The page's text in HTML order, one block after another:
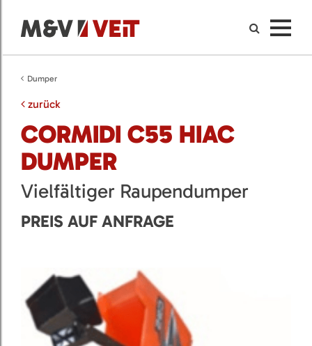
Dumper
zurück
CORMIDI C55 HIAC
DUMPER
Vielfältiger Raupendumper
PREIS AUF ANFRAGE